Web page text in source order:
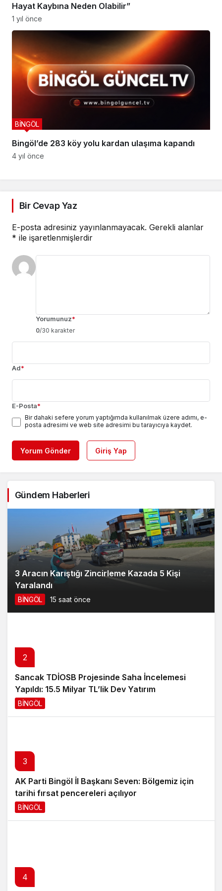
Hayat Kaybına Neden Olabilir”
1 yıl önce
Bingöl’de 283 köy yolu kardan ulaşıma kapandı
BİNGÖL
4 yıl önce
Bir Cevap Yaz
E-posta adresiniz yayınlanmayacak. Gerekli alanlar
* ile işaretlenmişlerdir
Yorumunuz*
0/30 karakter
Ad*
E-Posta*
Bir dahaki sefere yorum yaptığımda kullanılmak üzere adımı, e-
posta adresimi ve web site adresimi bu tarayıcıya kaydet.
Yorum Gönder Giriş Yap
Gündem Haberleri
3 Aracın Karıştığı Zincirleme Kazada 5 Kişi
Yaralandı
BİNGÖL 15 saat önce
2
Sancak TDİOSB Projesinde Saha İncelemesi
Yapıldı: 15.5 Milyar TL’lik Dev Yatırım
BİNGÖL
3
AK Parti Bingöl İl Başkanı Seven: Bölgemiz için
tarihi fırsat pencereleri açılıyor
BİNGÖL
4
5